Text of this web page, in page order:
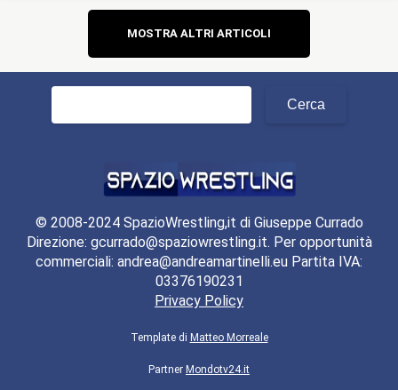
Navigazione
articoli
MOSTRA ALTRI ARTICOLI
© 2008-2024 SpazioWrestling,it di Giuseppe Currado
Direzione: gcurrado@spaziowrestling.it. Per opportunità
commerciali: andrea@andreamartinelli.eu Partita IVA:
03376190231
Privacy Policy
Template di Matteo Morreale
Partner Mondotv24.it